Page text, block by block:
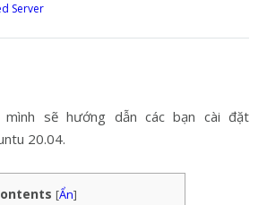
Server
sẽ hướng dẫn các bạn cài đặt
20.04.
[Ẩn]